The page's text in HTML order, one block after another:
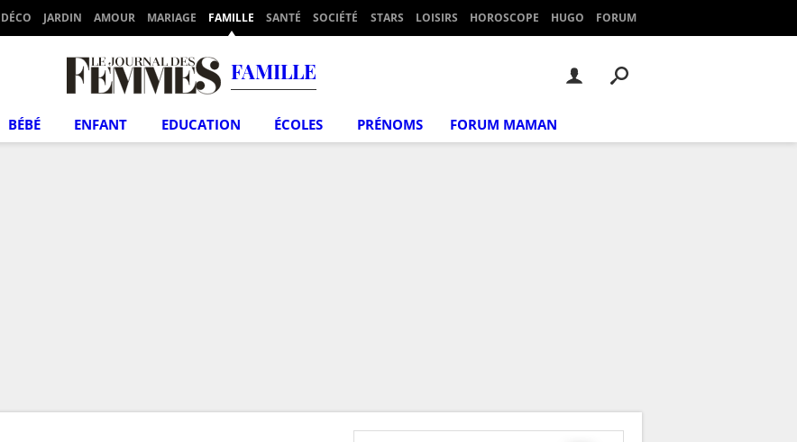
DÉCO JARDIN AMOUR MARIAGE FAMILLE SANTÉ SOCIÉTÉ STARS LOISIRS HOROSCOPE HUGO FORUM
FAMILLE
BÉBÉ ENFANT EDUCATION ÉCOLES PRÉNOMS FORUM MAMAN